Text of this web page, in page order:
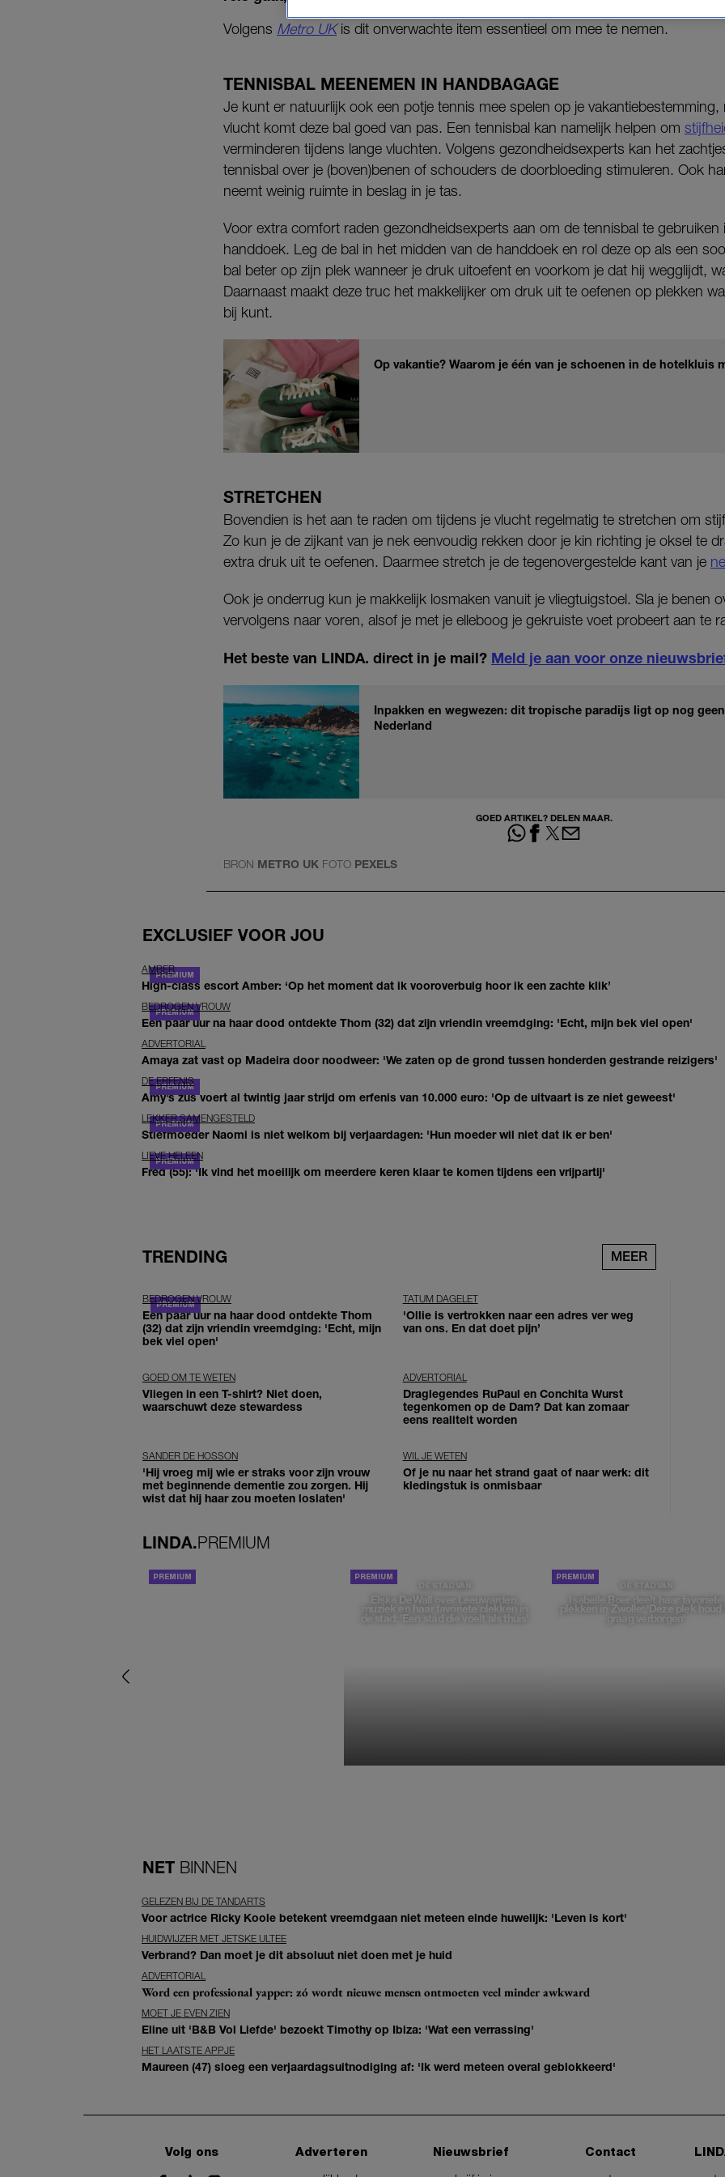
Volgens Metro UKis dit onverwachte item essentieel om mee te nemen.
TENNISBAL MEENEMEN IN HANDBAGAGE
Je kunt er natuurlijk ook een potje tennis mee spelen op je vakantiebestemming,
vlucht komt deze bal goed van pas. Een tennisbal kan namelijk helpen om
verminderen tijdens lange vluchten. Volgens gezondheidsexperts kan het
tennisbal over je (boven)benen of schouders de doorbloeding stimuleren. Ook
neemt weinig ruimte in beslag in je tas.
Voor extra comfort raden gezondheidsexperts aan om de tennisbal te gebruiken
handdoek. Leg de bal in het midden van de handdoek en rol deze op als een
bal beter op zijn plek wanneer je druk uitoefent en voorkom je dat hij wegglijdt,
Daarnaast maakt deze truc het makkelijker om druk uit te oefenen op plekken
bij kunt.
Op vakantie? Waarom je één van je schoenen in de hotelkluis
STRETCHEN
Bovendien is het aan te raden om tijdens je vlucht regelmatig te stretchen om
Zo kun je de zijkant van je nek eenvoudig rekken door je kin richting je oksel te
extra druk uit te oefenen. Daarmee stretch je de tegenovergestelde kant van je
Ook je onderrug kun je makkelijk losmaken vanuit je vliegtuigstoel. Sla je benen
vervolgens naar voren, alsof je met je elleboog je gekruiste voet probeert aan te
Het beste van LINDA. direct in je mail? Meld je aan voor onze
Inpakken en wegwezen: dit tropische paradijs ligt op nog
Nederland
GOED ARTIKEL? DELEN MAAR.
BRON METRO UK FOTO PEXELS
EXCLUSIEF VOOR JOU
AMBER
High-class escort Amber: ‘Op het moment dat ik vooroverbuig hoor ik een zachte klik’
BEDROGEN VROUW
Een paar uur na haar dood ontdekte Thom (32) dat zijn vriendin vreemdging: 'Echt, mijn bek viel open'
ADVERTORIAL
Amaya zat vast op Madeira door noodweer: 'We zaten op de grond tussen honderden gestrande reizigers'
DE ERFENIS
Amy’s zus voert al twintig jaar strijd om erfenis van 10.000 euro: 'Op de uitvaart is ze niet geweest'
LEKKER SAMENGESTELD
Stiefmoeder Naomi is niet welkom bij verjaardagen: 'Hun moeder wil niet dat ik er ben'
LIEVE HELEEN
Fred (55): 'Ik vind het moeilijk om meerdere keren klaar te komen tijdens een vrijpartij'
TRENDING MEER
BEDROGEN VROUW
Een paar uur na haar dood ontdekte Thom
(32) dat zijn vriendin vreemdging: 'Echt, mijn
bek viel open'
TATUM DAGELET
'Ollie is vertrokken naar een adres ver weg
van ons. En dat doet pijn’
GOED OM TE WETEN
Vliegen in een T-shirt? Niet doen,
waarschuwt deze stewardess
ADVERTORIAL
Draglegendes RuPaul en Conchita Wurst
tegenkomen op de Dam? Dat kan zomaar
eens realiteit worden
SANDER DE HOSSON
'Hij vroeg mij wie er straks voor zijn vrouw
met beginnende dementie zou zorgen. Hij
wist dat hij haar zou moeten loslaten'
WIL JE WETEN
Of je nu naar het strand gaat of naar werk: dit
kledingstuk is onmisbaar
LINDA.PREMIUM
DE STAD VAN
Elske DeWall over Leeuwarden,
muziek en haar favoriete plekken in
de stad: 'Een stad die voelt als thuis'
DE STAD VAN
Isabelle Boer deelt haar favoriete
plekken in Zwolle: 'Deze plek houd ik
graag verborgen'
NET BINNEN
GELEZEN BIJ DE TANDARTS
Voor actrice Ricky Koole betekent vreemdgaan niet meteen einde huwelijk: 'Leven is kort'
HUIDWIJZER MET JETSKE ULTEE
Verbrand? Dan moet je dit absoluut niet doen met je huid
ADVERTORIAL
Word een professional yapper: zó wordt nieuwe mensen ontmoeten veel minder awkward
MOET JE EVEN ZIEN
Eline uit 'B&B Vol Liefde' bezoekt Timothy op Ibiza: 'Wat een verrassing'
HET LAATSTE APPJE
Maureen (47) sloeg een verjaardagsuitnodiging af: 'Ik werd meteen overal geblokkeerd'
Volg ons
Adverteren
Nieuwsbrief
Contact